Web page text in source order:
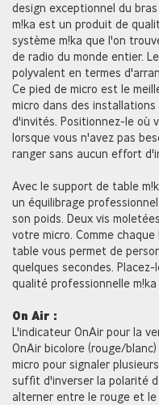
design exceptionnel du
m!ka est un produit de
système m!ka que l'on
de radio du monde entier.
polyvalent en termes
Ce pied de micro est le
micro dans des
d'invités. Positionnez-le où
lorsque vous n'avez pas
ranger sans aucun effort
Avec le support de table
un équilibrage
son poids. Deux vis
votre micro. Comme
table vous permet de
quelques secondes.
qualité professionnelle
On Air :
L'indicateur OnAir pour la
OnAir bicolore (rouge/
micro pour signaler
suffit d'inverser la polarité
alterner entre le rouge et le